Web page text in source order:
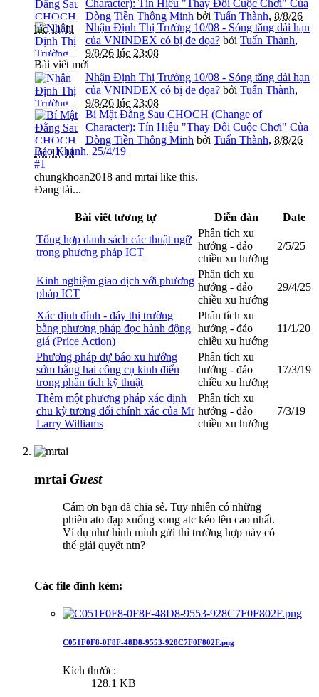
Character): Tín Hiệu "Thay Đổi Cuộc Chơi" Của
Dòng Tiền Thông Minh bởi Tuấn Thành, 8/8/26
lúc 11:11
Nhận Định Thị Trường 10/08 - Sóng tăng dài hạn
của VNINDEX có bị đe dọa? bởi Tuấn Thành,
9/8/26 lúc 23:08
Bài viết mới
Nhận Định Thị Trường 10/08 - Sóng tăng dài hạn
của VNINDEX có bị đe dọa? bởi Tuấn Thành,
9/8/26 lúc 23:08
Bí Mật Đằng Sau CHOCH (Change of
Character): Tín Hiệu "Thay Đổi Cuộc Chơi" Của
Dòng Tiền Thông Minh bởi Tuấn Thành, 8/8/26
lúc 11:11
Bảo Khánh, 25/4/19
#1
chungkhoan2018 and mrtai like this.
Đang tải...
Bài viết tương tự Diễn đàn
Date
Tổng hợp danh sách các thuật ngữ
trong phương pháp ICT
Phân tích xu
hướng - đảo
chiều xu hướng
2/5/25
Kinh nghiệm giao dịch với phương
pháp ICT
Phân tích xu
hướng - đảo
chiều xu hướng
29/4/25
Xác định đỉnh - đáy thị trường
bằng phương pháp đọc hành động
giá (Price Action)
Phân tích xu
hướng - đảo
chiều xu hướng
11/1/20
Phương pháp dự báo xu hướng
sớm bằng hai công cụ kinh điển
trong phân tích kỹ thuật
Phân tích xu
hướng - đảo
chiều xu hướng
17/3/19
Thêm một phương pháp xác định
chu kỳ tương đối chính xác của Mr
Larry Williams
Phân tích xu
hướng - đảo
chiều xu hướng
7/3/19
mrtai Guest
Cám ơn bạn đã chia sẻ. Tuy nhiên có những
phiên ato đạp xuống xong atc kéo lên cao nhất.
Ví dụ như hình mình gửi thì trường hợp này có
thể giải quyết ntn?
Các file đính kèm:
C051F0F8-0F8F-48D8-9553-928C7F0F802F.png
Kích thước:
128.1 KB